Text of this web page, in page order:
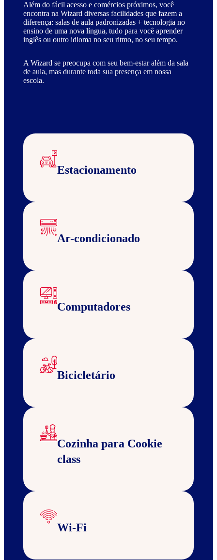
Além do fácil acesso e comércios próximos, você
encontra na Wizard diversas facilidades que fazem a
diferença: salas de aula padronizadas + tecnologia no
ensino de uma nova língua, tudo para você aprender
inglês ou outro idioma no seu ritmo, no seu tempo.
A Wizard se preocupa com seu bem-estar além da sala
de aula, mas durante toda sua presença em nossa
escola.
Estacionamento
Ar-condicionado
Computadores
Bicicletário
Cozinha para Cookie
class
Wi-Fi